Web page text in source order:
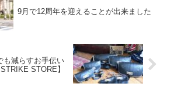
9月で12周年を迎えることが出来ました
も減らすお手伝い
STORE】